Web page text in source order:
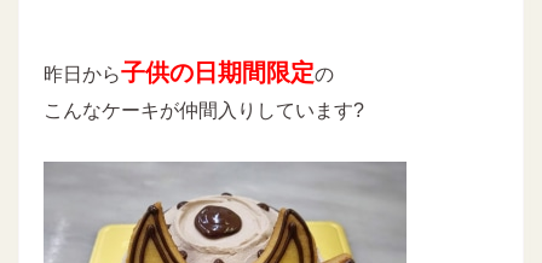
昨日から子供の日期間限定の
こんなケーキが仲間入りしています?